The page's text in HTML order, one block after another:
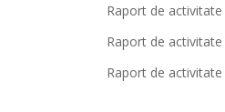
Raport de
Raport de
Raport de